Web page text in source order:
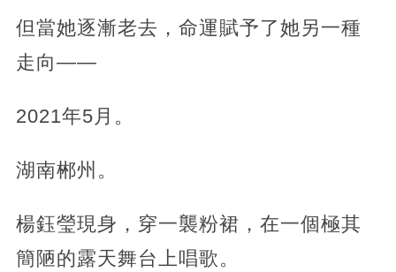
但當她逐漸老去，命運賦予了她另一種
走向——
2021年5月。
湖南郴州。
楊鈺瑩現身，穿一襲粉裙，在一個極其
簡陋的露天舞台上唱歌。